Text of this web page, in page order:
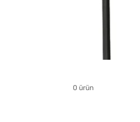
0 ürün